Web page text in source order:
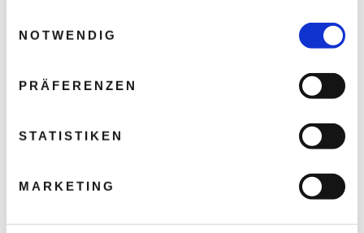
NOTWENDIG
PRÄFERENZEN
STATISTIKEN
MARKETING